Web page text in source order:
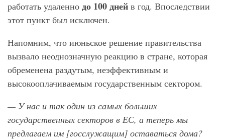
работать удаленно до 100 дней в год. Впоследствии
этот пункт был исключен.
Напомним, что июньское решение правительства
вызвало неоднозначную реакцию в стране, которая
обременена раздутым, неэффективным и
высокооплачиваемым государственным сектором.
— У нас и так один из самых больших
государственных секторов в ЕС, а теперь мы
предлагаем им [госслужащим] оставаться дома?